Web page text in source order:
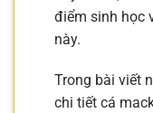
điểm sinh học
này.
Trong bài viết
chi tiết cá